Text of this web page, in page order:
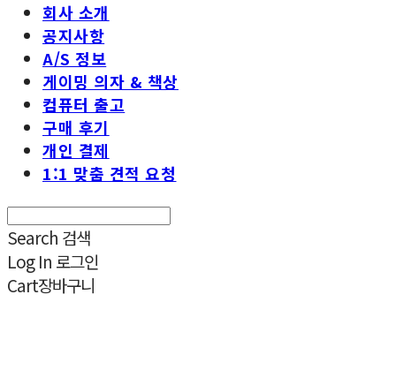
회사 소개
공지사항
A/S 정보
게이밍 의자 & 책상
컴퓨터 출고
구매 후기
개인 결제
1:1 맞춤 견적 요청
Search 검색
Log In 로그인
Cart장바구니